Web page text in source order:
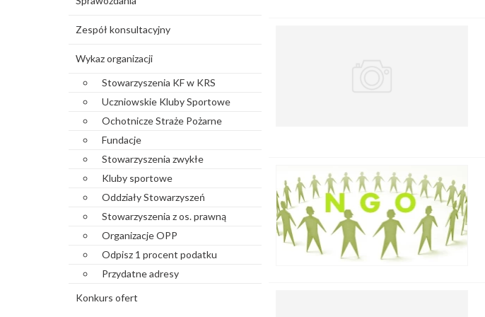
Zespół konsultacyjny
Wykaz organizacji
Stowarzyszenia KF w KRS
Uczniowskie Kluby Sportowe
Ochotnicze Straże Pożarne
Fundacje
Stowarzyszenia zwykłe
Kluby sportowe
Oddziały Stowarzyszeń
Stowarzyszenia z os. prawną
Organizacje OPP
Odpisz 1 procent podatku
Przydatne adresy
Konkurs ofert